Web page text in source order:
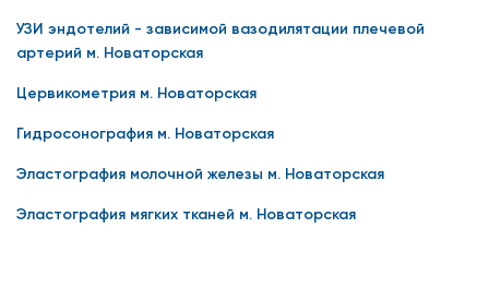
УЗИ эндотелий - зависимой вазодилятации плечевой
артерий м. Новаторская
Цервикометрия м. Новаторская
Гидросонография м. Новаторская
Эластография молочной железы м. Новаторская
Эластография мягких тканей м. Новаторская